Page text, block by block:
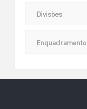
Divisões
Enquadramento